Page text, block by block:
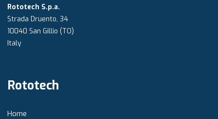
Rototech S.p.a.
Strada Druento, 34
10040 San Gillio (TO)
Italy
Rototech
Home